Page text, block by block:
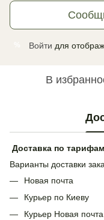
Войти для
В
Доставка по
Варианты доставки
Новая почта
Курьер по Киеву
Курьер Новая почта